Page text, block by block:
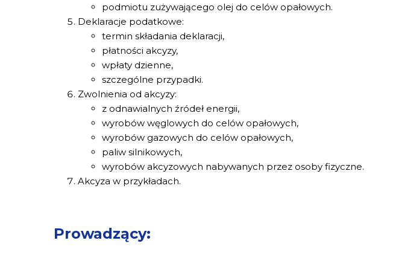
podmiotu zużywającego olej do celów opałowych.
Deklaracje podatkowe:
termin składania deklaracji,
płatności akcyzy,
wpłaty dzienne,
szczególne przypadki.
Zwolnienia od akcyzy:
z odnawialnych źródeł energii,
wyrobów węglowych do celów opałowych,
wyrobów gazowych do celów opałowych,
paliw silnikowych,
wyrobów akcyzowych nabywanych przez osoby fizyczne.
Akcyza w przykładach.
Prowadzący: